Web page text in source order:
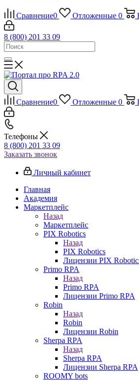
Сравнение0 Отложенные 0
8 (800) 201 33 09
Сравнение0 Отложенные 0
Телефоны
8 (800) 201 33 09
Заказать звонок
Личный кабинет
Главная
Академия
Маркетплейс
Назад
Маркетплейс
PIX Robotics
Назад
PIX Robotics
Лицензии PIX
Primo RPA
Назад
Primo RPA
Лицензии Primo RPA
Robin
Назад
Robin
Лицензии Robin
Sherpa RPA
Назад
Sherpa RPA
Лицензии Sherpa RPA
ROOMY bots